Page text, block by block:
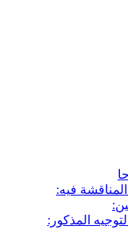
فيه:
المذكور: